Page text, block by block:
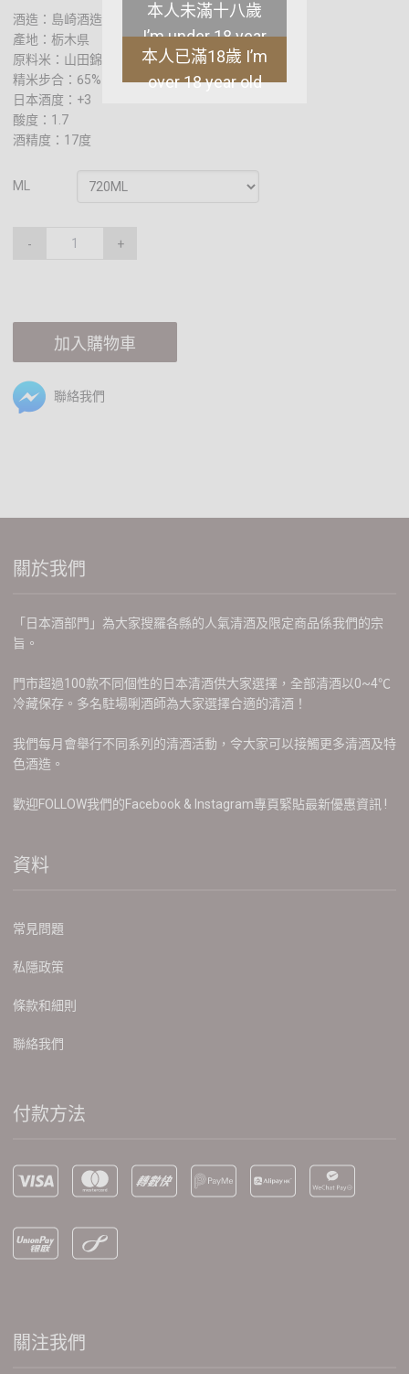
酒造：島崎酒造
產地：栃木県
原料米：山田錦
精米步合：65%
日本酒度：+3
酸度：1.7
酒精度：17度
ML
- +
加入購物車
聯絡我們
關於我們
「日本酒部門」為大家搜羅各縣的人氣清酒及限定商品係我們的宗
旨。
門市超過100款不同個性的日本清酒供大家選擇，全部清酒以0~4℃
冷藏保存。多名駐場唎酒師為大家選擇合適的清酒！
我們每月會舉行不同系列的清酒活動，令大家可以接觸更多清酒及特
色酒造。
歡迎FOLLOW我們的Facebook & Instagram專頁緊貼最新優惠資訊 !
資料
常見問題
私隱政策
條款和細則
聯絡我們
付款方法
關注我們
本人未滿十八歲
I’m under 18 year
old
本人已滿18歲 I’m
over 18 year old